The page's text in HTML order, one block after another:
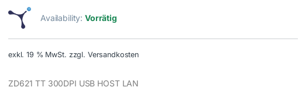
Availability:Vorrätig
exkl. 19 % MwSt. zzgl. Versandkosten
ZD621 TT 300DPI USB HOST LAN